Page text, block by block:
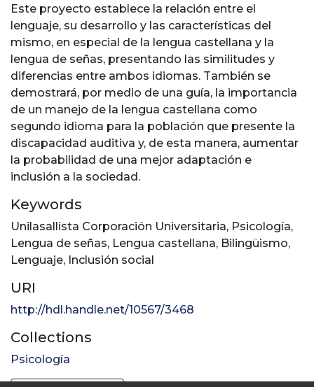
Este proyecto establece la relación entre el
lenguaje, su desarrollo y las características del
mismo, en especial de la lengua castellana y la
lengua de señas, presentando las similitudes y
diferencias entre ambos idiomas. También se
demostrará, por medio de una guía, la importancia
de un manejo de la lengua castellana como
segundo idioma para la población que presente la
discapacidad auditiva y, de esta manera, aumentar
la probabilidad de una mejor adaptación e
inclusión a la sociedad.
Keywords
Unilasallista Corporación Universitaria, Psicología,
Lengua de señas, Lengua castellana, Bilingüismo,
Lenguaje, Inclusión social
URI
http://hdl.handle.net/10567/3468
Collections
Psicología